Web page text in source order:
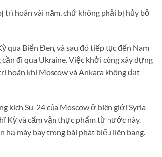
trì hoãn vài năm, chứ không phải bị hủy bỏ
qua Biển Đen, và sau đó tiếp tục đến Nam
đi qua Ukraine. Việc khởi công xây dựng
hoãn khi Moscow và Ankara không đạt
kích Su-24 của Moscow ở biên giới Syria
Kỳ và cấm vận thực phẩm từ nước này.
hạ máy bay trong bài phát biểu liên bang.